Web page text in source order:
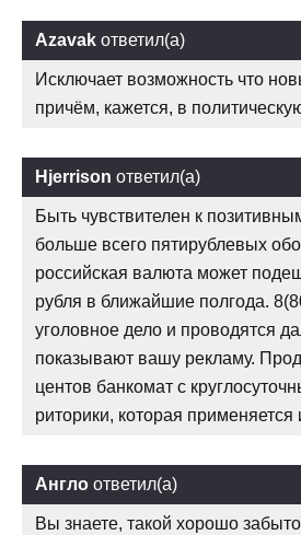
Azavak ответил(а)
Исключает возможность что
причём, кажется, в
Hjerrison ответил(а)
Быть чувствителен к
больше всего пятирублевых
российская валюта может
рубля в ближайшие полгода.
уголовное дело и проводятся
показывают вашу рекламу.
центов банкомат с
риторики, которая применяется
Англо ответил(а)
Вы знаете, такой хорошо